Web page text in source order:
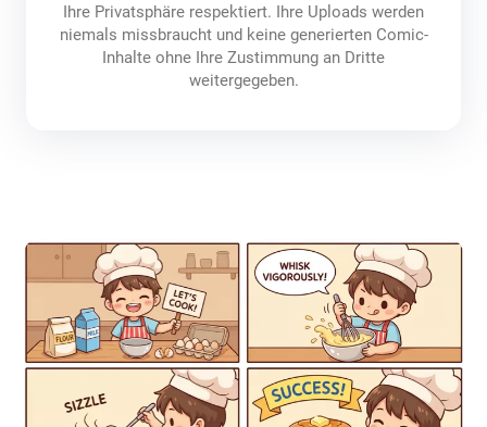
Ihre Privatsphäre respektiert. Ihre Uploads werden
niemals missbraucht und keine generierten Comic-
Inhalte ohne Ihre Zustimmung an Dritte
weitergegeben.